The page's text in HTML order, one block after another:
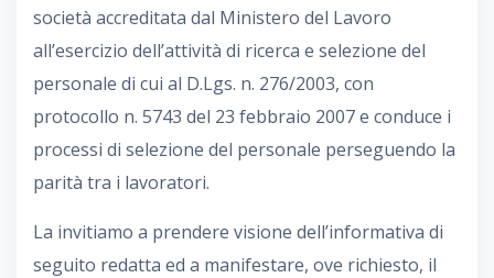
società accreditata dal Ministero del Lavoro
all’esercizio dell’attività di ricerca e selezione del
personale di cui al D.Lgs. n. 276/2003, con
protocollo n. 5743 del 23 febbraio 2007 e conduce i
processi di selezione del personale perseguendo la
parità tra i lavoratori.
La invitiamo a prendere visione dell’informativa di
seguito redatta ed a manifestare, ove richiesto, il